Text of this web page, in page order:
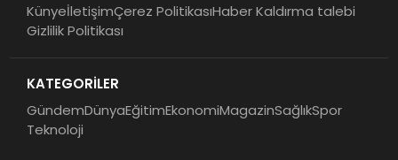
KünyeİletişimÇerez PolitikasıHaber Kaldırma talebi
Gizlilik Politikası
KATEGORİLER
GündemDünyaEğitimEkonomiMagazinSağlıkSpor
Teknoloji